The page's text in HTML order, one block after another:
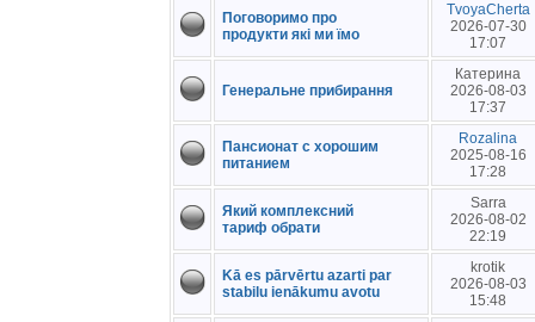
Поговоримо про
продукти які ми їмо
TvoyaCherta
2026-07-30
17:07
Генеральне прибирання
Катерина
2026-08-03
17:37
Пансионат с хорошим
питанием
Rozalina
2025-08-16
17:28
Який комплексний
тариф обрати
Sarra
2026-08-02
22:19
Kā es pārvērtu azarti par
stabilu ienākumu avotu
krotik
2026-08-03
15:48